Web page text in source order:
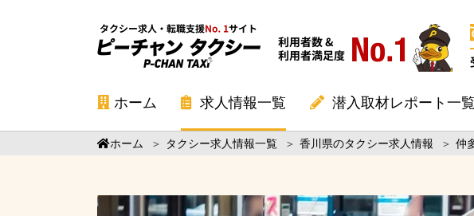
ホーム 求人情報一覧 潜入取材レポート一覧
ホーム ＞ タクシー求人情報一覧 ＞ 香川県のタクシー求人情報 ＞ 仲